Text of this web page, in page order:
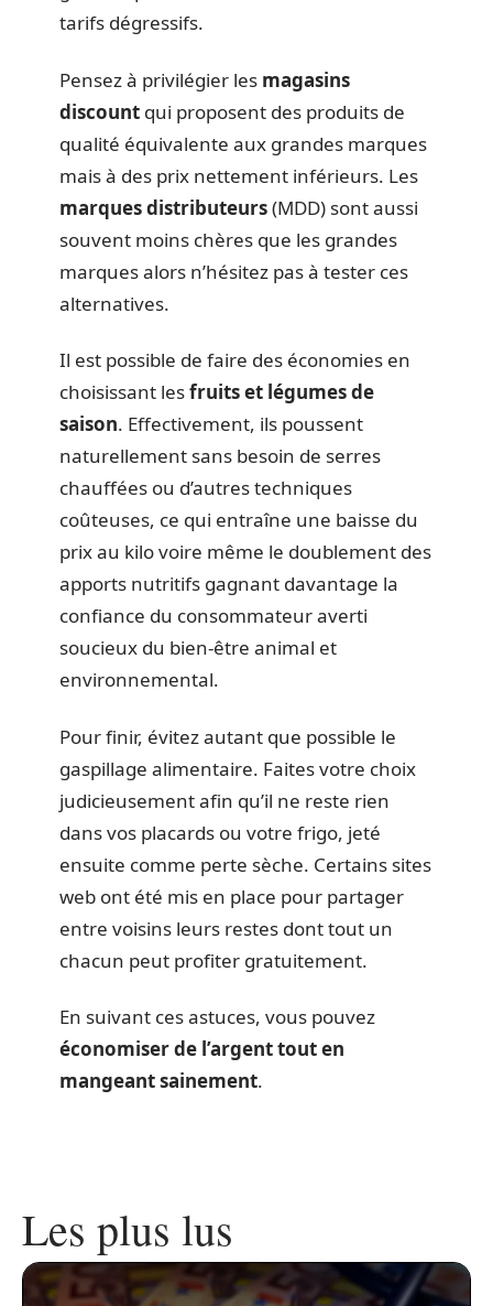
tarifs dégressifs.
Pensez à privilégier les magasins
discount qui proposent des produits de
qualité équivalente aux grandes marques
mais à des prix nettement inférieurs. Les
marques distributeurs(MDD) sont aussi
souvent moins chères que les grandes
marques alors n’hésitez pas à tester ces
alternatives.
Il est possible de faire des économies en
choisissant lesfruits et légumes de
saison. Effectivement, ils poussent
naturellement sans besoin de serres
chauffées ou d’autres techniques
coûteuses, ce qui entraîne une baisse du
prix au kilo voire même le doublement des
apports nutritifs gagnant davantage la
confiance du consommateur averti
soucieux du bien-être animal et
environnemental.
Pour finir, évitez autant que possible le
gaspillage alimentaire. Faites votre choix
judicieusement afin qu’il ne reste rien
dans vos placards ou votre frigo, jeté
ensuite comme perte sèche. Certains sites
web ont été mis en place pour partager
entre voisins leurs restes dont tout un
chacun peut profiter gratuitement.
En suivant ces astuces, vous pouvez
économiser de l’argent tout en
mangeant sainement.
Les plus lus